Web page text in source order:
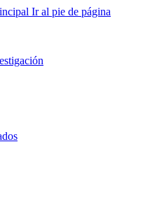
Ir al pie de página